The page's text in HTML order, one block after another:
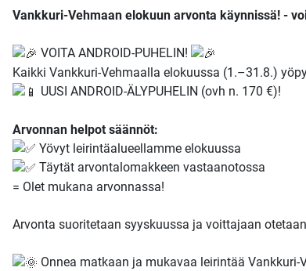
Vankkuri-Vehmaan elokuun arvonta käynnissä! -
VOITA ANDROID-PUHELIN!
Kaikki Vankkuri-Vehmaalla elokuussa (1.–31.8.)
UUSI ANDROID-ÄLYPUHELIN (ovh n. 170 €)!
Arvonnan helpot säännöt:
Yövyt leirintäalueellamme elokuussa
Täytät arvontalomakkeen vastaanotossa
= Olet mukana arvonnassa!
Arvonta suoritetaan syyskuussa ja voittajaan
Onnea matkaan ja mukavaa leirintää Vankkuri-